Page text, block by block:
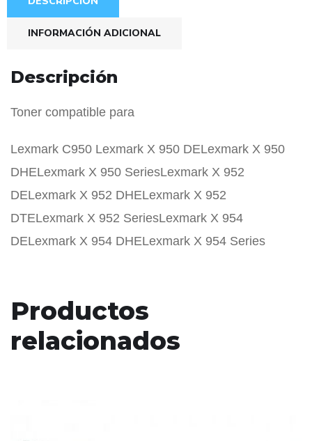
INFORMACIÓN ADICIONAL
Descripción
Toner compatible para
Lexmark C950 Lexmark X 950 DELexmark X 950
DHELexmark X 950 SeriesLexmark X 952
DELexmark X 952 DHELexmark X 952
DTELexmark X 952 SeriesLexmark X 954
DELexmark X 954 DHELexmark X 954 Series
Productos
relacionados